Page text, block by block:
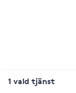
1 vald tjänst